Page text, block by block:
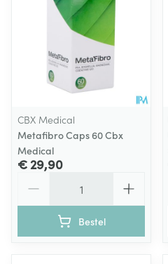
CBX Medical
Metafibro Caps 60 Cbx
Medical
€ 29,90
Bestel